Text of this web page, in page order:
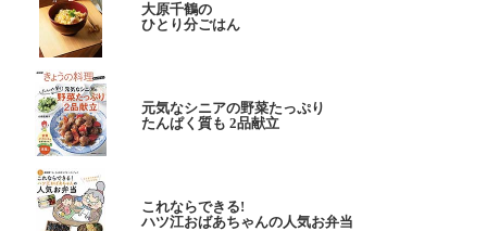
大原千鶴の
ひとり分ごはん
元気なシニアの野菜たっぷり
たんぱく質も 2品献立
これならできる!
ハツ江おばあちゃんの人気お弁当